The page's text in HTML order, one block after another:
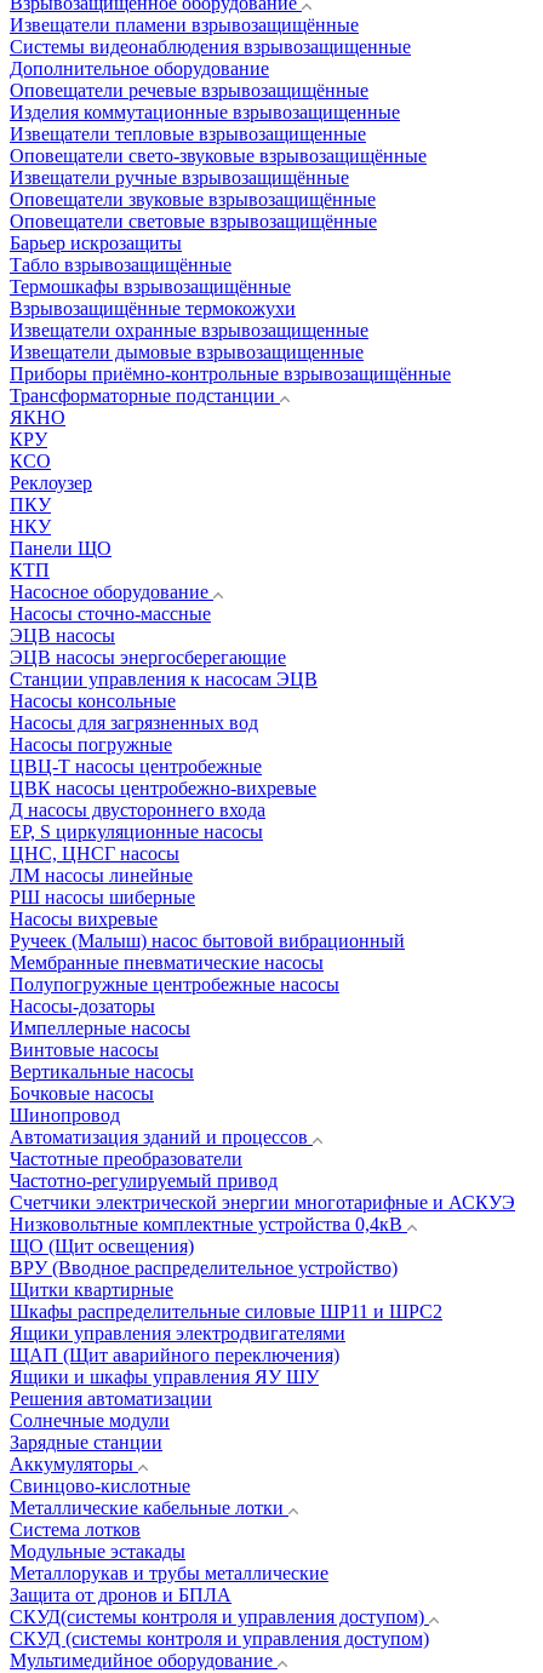
Извещатели пламени взрывозащищённые
Системы видеонаблюдения взрывозащищенные
Дополнительное оборудование
Оповещатели речевые взрывозащищённые
Изделия коммутационные взрывозащищенные
Извещатели тепловые взрывозащищенные
Оповещатели свето-звуковые взрывозащищённые
Извещатели ручные взрывозащищённые
Оповещатели звуковые взрывозащищённые
Оповещатели световые взрывозащищённые
Барьер искрозащиты
Табло взрывозащищённые
Термошкафы взрывозащищённые
Взрывозащищённые термокожухи
Извещатели охранные взрывозащищенные
Извещатели дымовые взрывозащищенные
Приборы приёмно-контрольные взрывозащищённые
Трансформаторные подстанции
ЯКНО
КРУ
КСО
Реклоузер
ПКУ
НКУ
Панели ЩО
КТП
Насосное оборудование
Насосы сточно-массные
ЭЦВ насосы
ЭЦВ насосы энергосберегающие
Станции управления к насосам ЭЦВ
Насосы консольные
Насосы для загрязненных вод
Насосы погружные
ЦВЦ-Т насосы центробежные
ЦВК насосы центробежно-вихревые
Д насосы двустороннего входа
EP, S циркуляционные насосы
ЦНС, ЦНСГ насосы
ЛМ насосы линейные
РШ насосы шиберные
Насосы вихревые
Ручеек (Малыш) насос бытовой вибрационный
Мембранные пневматические насосы
Полупогружные центробежные насосы
Насосы-дозаторы
Импеллерные насосы
Винтовые насосы
Вертикальные насосы
Бочковые насосы
Шинопровод
Автоматизация зданий и процессов
Частотные преобразователи
Частотно-регулируемый привод
Счетчики электрической энергии многотарифные и АСКУЭ
Низковольтные комплектные устройства 0,4кВ
ЩО (Щит освещения)
ВРУ (Вводное распределительное устройство)
Щитки квартирные
Шкафы распределительные силовые ШР11 и ШРС2
Ящики управления электродвигателями
ЩАП (Щит аварийного переключения)
Ящики и шкафы управления ЯУ ШУ
Решения автоматизации
Солнечные модули
Зарядные станции
Аккумуляторы
Свинцово-кислотные
Металлические кабельные лотки
Система лотков
Модульные эстакады
Металлорукав и трубы металлические
Защита от дронов и БПЛА
СКУД(системы контроля и управления доступом)
СКУД (системы контроля и управления доступом)
Мультимедийное оборудование